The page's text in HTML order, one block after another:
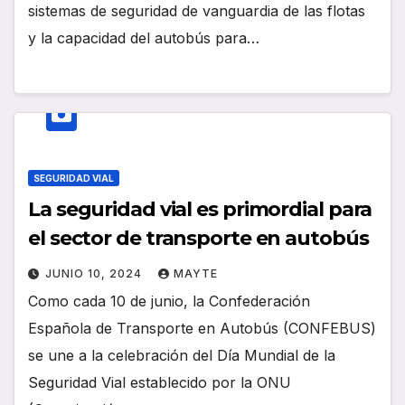
sistemas de seguridad de vanguardia de las flotas
y la capacidad del autobús para…
SEGURIDAD VIAL
La seguridad vial es primordial para
el sector de transporte en autobús
JUNIO 10, 2024 MAYTE
Como cada 10 de junio, la Confederación
Española de Transporte en Autobús (CONFEBUS)
se une a la celebración del Día Mundial de la
Seguridad Vial establecido por la ONU